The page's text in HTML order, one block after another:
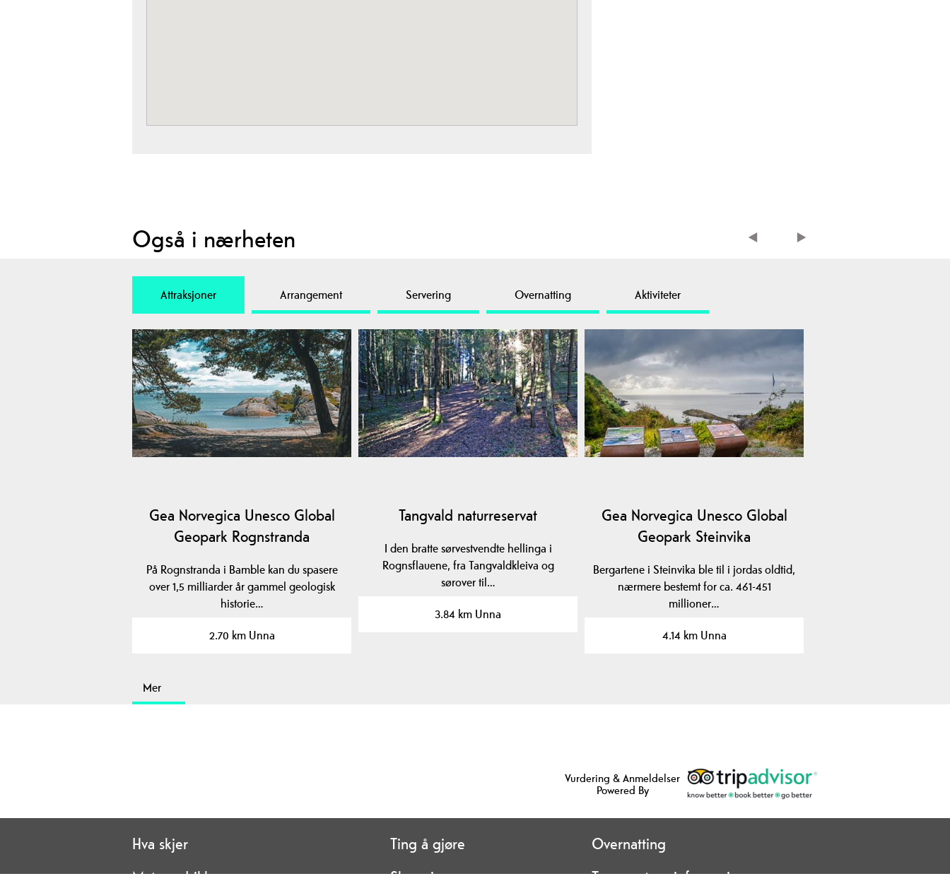
Også i nærheten
Attraksjoner Arrangement Servering Overnatting Aktiviteter
Gea Norvegica Unesco Global
Geopark Rognstranda
På Rognstranda i Bamble kan du spasere
over 1,5 milliarder år gammel geologisk
historie…
2.70 km Unna
Tangvald naturreservat
I den bratte sørvestvendte hellinga i
Rognsflauene, fra Tangvaldkleiva og
sørover til…
3.84 km Unna
Gea Norvegica Unesco Global
Geopark Steinvika
Bergartene i Steinvika ble til i jordas oldtid,
nærmere bestemt for ca. 461-451
millioner…
4.14 km Unna
Mer
Vurdering & Anmeldelser
Powered By
Hva skjer Ting å gjøre
Overnatting
Mat og drikke
Shopping Transport og informasjon